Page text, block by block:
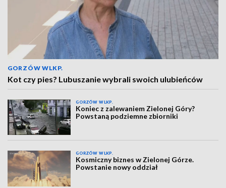
GORZÓW WLKP.
Kot czy pies? Lubuszanie wybrali swoich ulubieńców
GORZÓW WLKP.
Koniec z zalewaniem Zielonej Góry?
Powstaną podziemne zbiorniki
GORZÓW WLKP.
Kosmiczny biznes w Zielonej Górze.
Powstanie nowy oddział